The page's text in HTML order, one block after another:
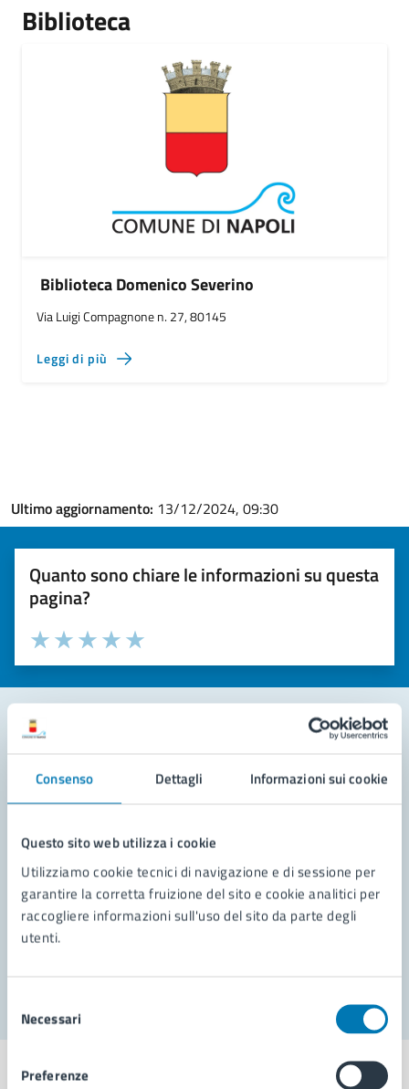
Consenso Dettagli Informazioni sui cookie
Questo sito web utilizza i cookie
Utilizziamo cookie tecnici di navigazione e di sessione per
garantire la corretta fruizione del sito e cookie analitici per
raccogliere informazioni sull'uso del sito da parte degli
utenti.
delNecessari
Preferenze
Biblioteca
Biblioteca Domenico Severino
Via Luigi Compagnone n. 27, 80145
Leggi di più
Ultimo aggiornamento: 13/12/2024, 09:30
Quanto sono chiare le informazioni su questa
pagina?
Valuta la chiarezza delle informazioni (da 1 a 5 stelle)
Seleziona il numero di stelle per valutare la chiarezza delle
Valuta 5 stelle su 5
Valuta 4 stelle su 5
Valuta 3 stelle su 5
Valuta 2 stelle su 5
Valuta 1 stelle su 5
Leggi le domande frequenti
Richiedi assistenza
Prenota appuntamento
Problemi in città